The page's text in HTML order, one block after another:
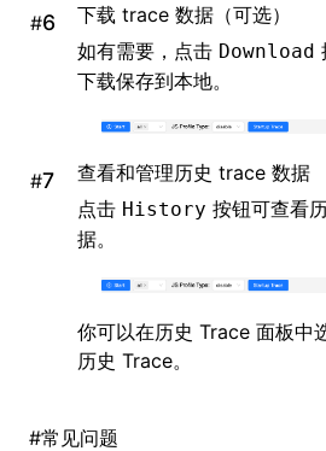
#
下载 trace 数据（可选）
如有需要，点击 Download
下载保存到本地。
#
查看和管理历史 trace 数据
点击 History 按钮可查看
据。
你可以在历史 Trace 面板中
历史 Trace。
#常见问题